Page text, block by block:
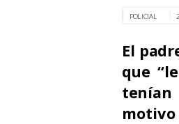
POLICIAL
El
que
motivo